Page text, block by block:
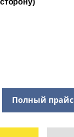
Полный прайс